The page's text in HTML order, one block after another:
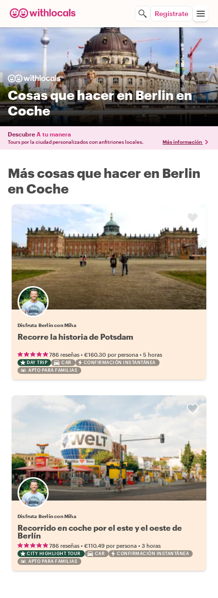
Regístrate
Cosas que hacer en Berlin en
Coche
Descubre A tu manera
Tours por la ciudad personalizados con anfitriones locales. Más información
Más cosas que hacer en Berlin
en Coche
Disfruta Berlín con Miha
Recorre la historia de Potsdam
786 reseñas • €160.30 por persona • 5 horas
DAY TRIP CAR
CONFIRMACIÓN INSTANTÁNEA
APTO PARA FAMILIAS
Disfruta Berlín con Miha
Recorrido en coche por el este y el oeste de
Berlín
786 reseñas • €110.49 por persona • 3 horas
CITY HIGHLIGHT TOUR CAR
CONFIRMACIÓN INSTANTÁNEA
APTO PARA FAMILIAS